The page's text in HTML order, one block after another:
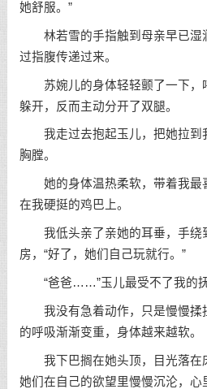
她舒服。”
林若雪的手指触到母亲早已湿
过指腹传递过来。
苏婉儿的身体轻轻颤了一下，
躲开，反而主动分开了双腿。
我走过去抱起玉儿，把她拉到
胸膛。
她的身体温热柔软，带着我最
在我硬挺的鸡巴上。
我低头亲了亲她的耳垂，手绕
房，“好了，她们自己玩就行。”
“爸爸……”玉儿最受不了我的抚
我没有急着动作，只是慢慢揉
的呼吸渐渐变重，身体越来越软。
我下巴搁在她头顶，目光落在
她们在自己的欲望里慢慢沉沦，心